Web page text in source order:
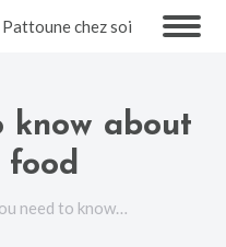
Pattoune chez soi
know about
food
need to know…